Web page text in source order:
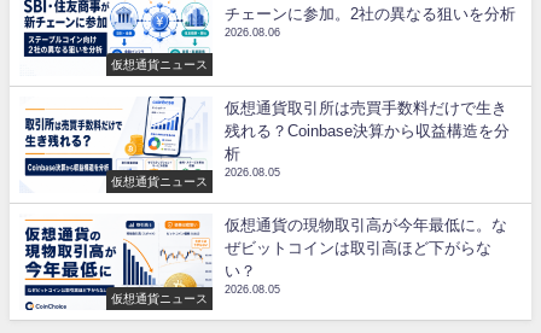
仮想通貨ニュース
チェーンに参加。2社の異なる狙いを分析
2026.08.06
仮想通貨ニュース
仮想通貨取引所は売買手数料だけで生き
残れる？Coinbase決算から収益構造を分
析
2026.08.05
仮想通貨ニュース
仮想通貨の現物取引高が今年最低に。な
ぜビットコインは取引高ほど下がらな
い？
2026.08.05